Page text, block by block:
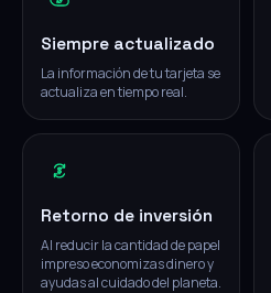
Siempre actualizado
La información de tu tarjeta se
actualiza en tiempo real.
Retorno de inversión
Al reducir la cantidad de papel
impreso economizas dinero y
ayudas al cuidado del planeta.